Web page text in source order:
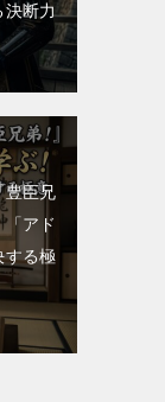
決断力
豊臣兄
アド
する極